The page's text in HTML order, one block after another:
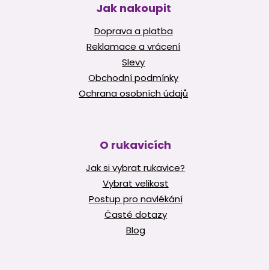
Jak nakoupit
Doprava a platba
Reklamace a vrácení
Slevy
Obchodní podmínky
Ochrana osobních údajů
O rukavicích
Jak si vybrat rukavice?
Vybrat velikost
Postup pro navlékání
Časté dotazy
Blog